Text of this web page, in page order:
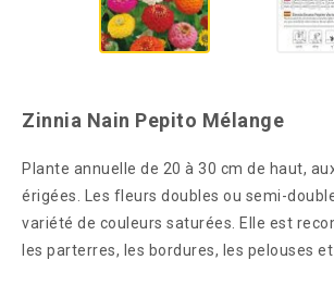
Zinnia Nain Pepito Mélange
Plante annuelle de 20 à 30 cm de haut,
érigées. Les fleurs doubles ou semi-
variété de couleurs saturées. Elle est
les parterres, les bordures, les pelouses